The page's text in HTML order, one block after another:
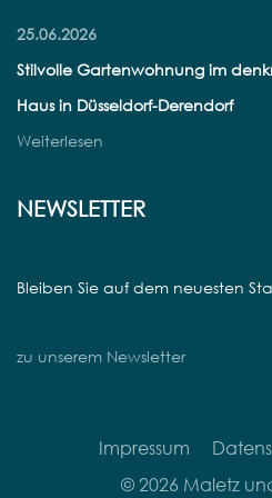
25.06.2026
Stilvolle Gartenwohnung im
Haus in Düsseldorf-Derendorf
Weiterlesen
NEWSLETTER
Bleiben Sie auf dem neuesten
zu unserem Newsletter
Impressum
© 2026 Maletz